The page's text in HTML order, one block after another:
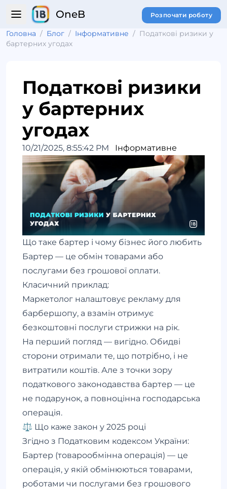
OneB Розпочати роботу
Головна / Блог / Інформативне / Податкові ризики у
бартерних угодах
Податкові ризики
у бартерних
угодах
10/21/2025, 8:55:42 PM Інформативне
Що таке бартер і чому бізнес його любить
Бартер — це обмін товарами або
послугами без грошової оплати.
Класичний приклад:
Маркетолог налаштовує рекламу для
барбершопу, а взамін отримує
безкоштовні послуги стрижки на рік.
На перший погляд — вигідно. Обидві
сторони отримали те, що потрібно, і не
витратили коштів. Але з точки зору
податкового законодавства бартер — це
не подарунок, а повноцінна господарська
операція.
⚖️ Що каже закон у 2025 році
Згідно з Податковим кодексом України:
Бартер (товарообмінна операція) — це
операція, у якій обмінюються товарами,
роботами чи послугами без грошового